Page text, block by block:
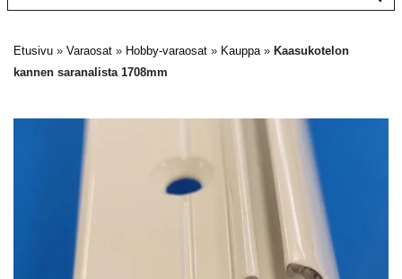
Etusivu » Varaosat » Hobby-varaosat » Kauppa» Kaasukotelon
kannen saranalista 1708mm